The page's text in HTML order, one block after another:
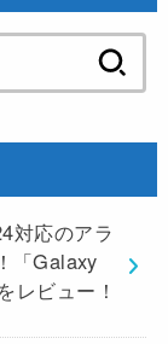
対応のアラ
「Galaxy
レビュー！